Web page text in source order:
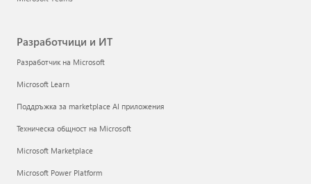
Разработчици и ИТ
Разработчик на Microsoft
Microsoft Learn
Поддръжка за marketplace AI приложения
Техническа общност на Microsoft
Microsoft Marketplace
Microsoft Power Platform